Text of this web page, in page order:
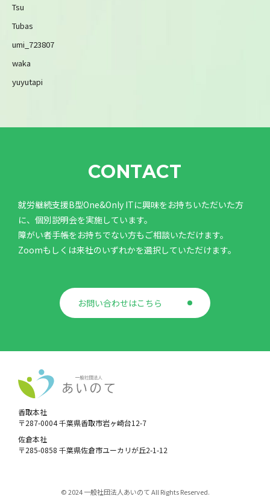
Tsu
Tubas
umi_723807
waka
yuyutapi
CONTACT
就労継続支援B型One&Only ITに興味をお持ちいただいた方
に、個別説明会を実施しています。
障がい者手帳をお持ちでない方もご相談いただけます。
Zoomもしくは来社のいずれかを選択していただけます。
お問い合わせはこちら
香取本社
〒287-0004 千葉県香取市岩ヶ崎台12-7
佐倉本社
〒285-0858 千葉県佐倉市ユーカリが丘2-1-12
© 2024 一般社団法人あいのて All Rights Reserved.